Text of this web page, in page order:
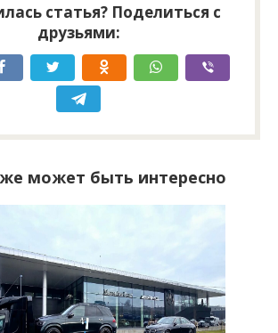
статья? Поделиться с
друзьями:
может быть интересно